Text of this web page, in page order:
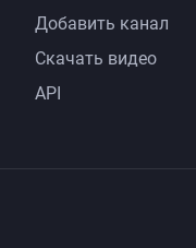
Добавить канал
Скачать видео
API